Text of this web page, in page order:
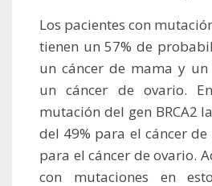
Los pacientes con
tienen un 57% de
un cáncer de mama y
un cáncer de ovario.
mutación del gen BRCA2
del 49% para el cáncer
para el cáncer de ovario.
con mutaciones en